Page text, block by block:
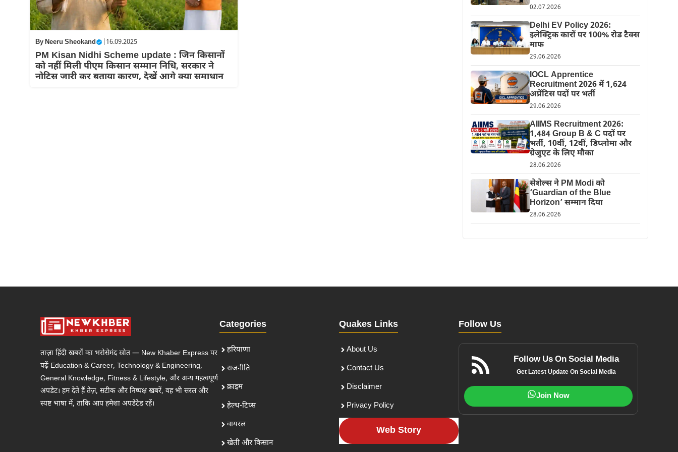
ByNeeru Sheokand | 16.09.2025
PM Kisan Nidhi Scheme update : जिन किसानों
को नहीं मिली पीएम किसान सम्मान निधि, सरकार ने
नोटिस जारी कर बताया कारण, देखें आगे क्या समाधान
02.07.2026
Delhi EV Policy 2026:
इलेक्ट्रिक कारों पर 100% रोड टैक्स
माफ
29.06.2026
IOCL Apprentice
Recruitment 2026 में 1,624
अप्रेंटिस पदों पर भर्ती
29.06.2026
AIIMS Recruitment 2026:
1,484 Group B & C पदों पर
भर्ती, 10वीं, 12वीं, डिप्लोमा और
ग्रेजुएट के लिए मौका
28.06.2026
सेशेल्स ने PM Modi को
‘Guardian of the Blue
Horizon’ सम्मान दिया
28.06.2026
ताज़ा हिंदी खबरों का भरोसेमंद स्रोत — New Khaber Express पर
पढ़ें Education & Career, Technology & Engineering,
General Knowledge, Fitness & Lifestyle, और अन्य महत्वपूर्ण
अपडेट। हम देते हैं तेज़, सटीक और निष्पक्ष खबरें, वह भी सरल और
स्पष्ट भाषा में, ताकि आप हमेशा अपडेटेड रहें।
Categories
हरियाणा
राजनीति
क्राइम
हेल्थ-टिप्स
वायरल
खेती और किसान
Quakes Links
About Us
Contact Us
Disclaimer
Privacy Policy
Web Story
Follow Us
Follow Us On Social Media
Get Latest Update On Social Media
Join Now